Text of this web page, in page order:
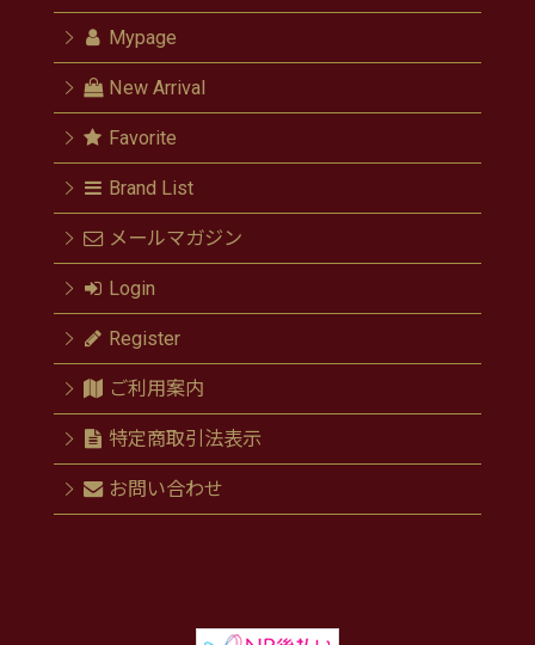
Mypage
New Arrival
Favorite
Brand List
メールマガジン
Login
Register
ご利用案内
特定商取引法表示
お問い合わせ